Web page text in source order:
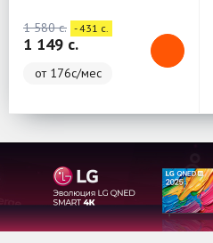
1 580 c. - 431 c.
1 149 c.
от 176с/мес